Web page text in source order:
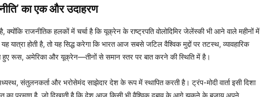
का एक और उदाहरण
राजनीतिक हलकों में चर्चा है कि यूक्रेन के राष्ट्रपति वोलोदिमिर जेलेंस्की भी आने वाले महीनों में
यात्रा होती है, तो यह सिद्ध करेगा कि भारत आज सबसे जटिल वैश्विक मुद्दों पर तटस्थ, व्यावहारिक
हुए रूस, अमेरिका और यूक्रेन—तीनों से समान स्तर पर बात करने की स्थिति में है।
संतुलनकर्ता और भरोसेमंद साझेदार देश के रूप में स्थापित करती है। ट्रंप-मोदी वार्ता इसी दिशा